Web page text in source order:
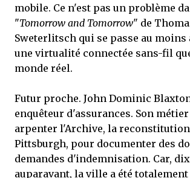
mobile. Ce n'est pas un problème
"Tomorrow and Tomorrow" de
Sweterlitsch qui se passe au moins
une virtualité connectée sans-fil
monde réel.
Futur proche. John Dominic
enquêteur d'assurances. Son
arpenter l'Archive, la
Pittsburgh, pour documenter des
demandes d'indemnisation. Car,
auparavant, la ville a été